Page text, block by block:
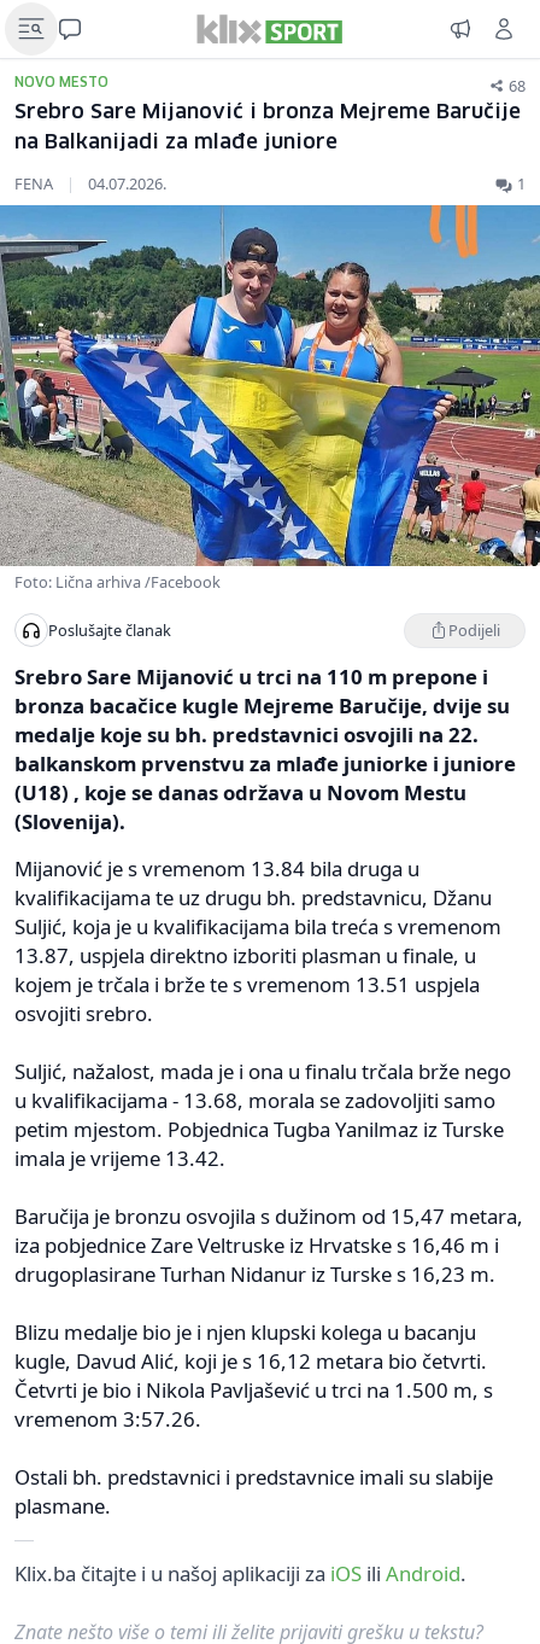
NOVO MESTO 68
Srebro Sare Mijanović i bronza Mejreme Baručije
na Balkanijadi za mlađe juniore
FENA | 04.07.2026. 1
Foto: Lična arhiva /Facebook
Poslušajte članak Podijeli
Srebro Sare Mijanović u trci na 110 m prepone i
bronza bacačice kugle Mejreme Baručije, dvije su
medalje koje su bh. predstavnici osvojili na 22.
balkanskom prvenstvu za mlađe juniorke i juniore
(U18) , koje se danas održava u Novom Mestu
(Slovenija).
Mijanović je s vremenom 13.84 bila druga u
kvalifikacijama te uz drugu bh. predstavnicu, Džanu
Suljić, koja je u kvalifikacijama bila treća s vremenom
13.87, uspjela direktno izboriti plasman u finale, u
kojem je trčala i brže te s vremenom 13.51 uspjela
osvojiti srebro.
Suljić, nažalost, mada je i ona u finalu trčala brže nego
u kvalifikacijama - 13.68, morala se zadovoljiti samo
petim mjestom. Pobjednica Tugba Yanilmaz iz Turske
imala je vrijeme 13.42.
Baručija je bronzu osvojila s dužinom od 15,47 metara,
iza pobjednice Zare Veltruske iz Hrvatske s 16,46 m i
drugoplasirane Turhan Nidanur iz Turske s 16,23 m.
Blizu medalje bio je i njen klupski kolega u bacanju
kugle, Davud Alić, koji je s 16,12 metara bio četvrti.
Četvrti je bio i Nikola Pavljašević u trci na 1.500 m, s
vremenom 3:57.26.
Ostali bh. predstavnici i predstavnice imali su slabije
plasmane.
Klix.ba čitajte i u našoj aplikaciji za iOS ili Android.
Znate nešto više o temi ili želite prijaviti grešku u tekstu?